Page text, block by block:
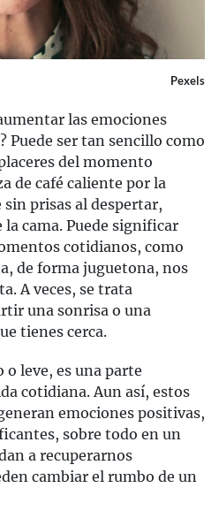
Pexels
las emociones
Puede ser tan sencillo como
del momento
de café caliente por la
prisas al despertar,
cama. Puede significar
cotidianos, como
de forma juguetona, nos
A veces, se trata
una sonrisa o una
tienes cerca.
o leve, es una parte
cotidiana. Aun así, estos
emociones positivas,
sobre todo en un
a recuperarnos
cambiar el rumbo de un